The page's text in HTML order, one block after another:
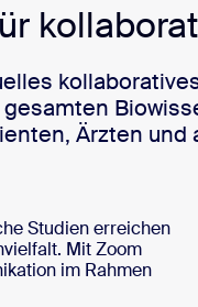
Ärzten
Studien erreichen
Mit Zoom
im Rahmen